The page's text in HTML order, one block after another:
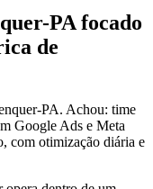
PA focado
de
PA. Achou: time
Google Ads e Meta
com otimização diária e